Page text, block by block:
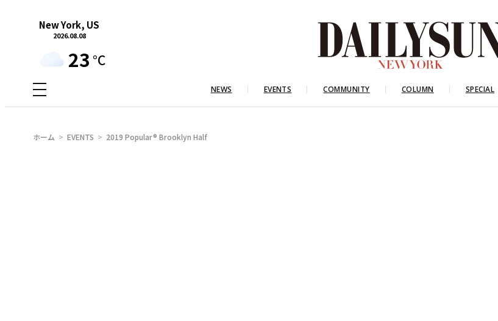
New York, US
2026.08.08
23 °C
NEWS EVENTS COMMUNITY COLUMN SPECIAL
ホーム EVENTS 2019 Popular® Brooklyn Half